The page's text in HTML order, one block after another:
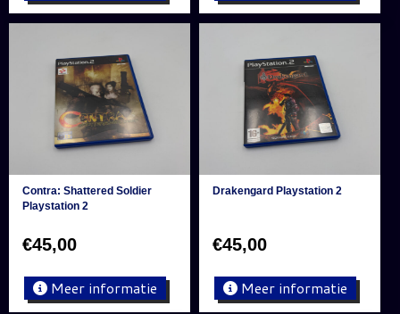
Contra: Shattered Soldier
Playstation 2
€45,00
Meer informatie
Drakengard Playstation 2
€45,00
Meer informatie